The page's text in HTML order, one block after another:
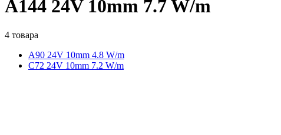
A144 24V 10mm 7.7 W/m
4 товара
A90 24V 10mm 4.8 W/m
C72 24V 10mm 7.2 W/m